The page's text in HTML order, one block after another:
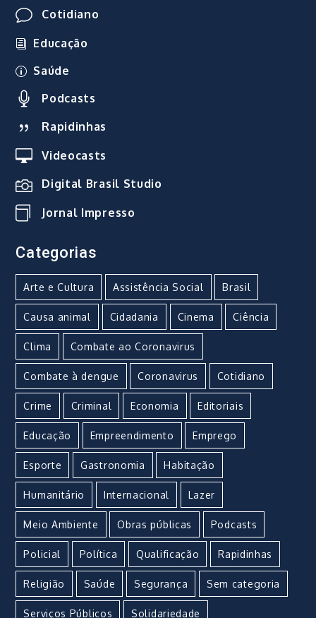
Cotidiano
Educação
Saúde
Podcasts
Rapidinhas
Videocasts
Digital Brasil Studio
Jornal Impresso
Categorias
Arte e Cultura Assistência Social Brasil
Causa animal Cidadania Cinema Ciência
Clima Combate ao Coronavirus
Combate à dengue Coronavirus Cotidiano
Crime Criminal Economia Editoriais
Educação Empreendimento Emprego
Esporte Gastronomia Habitação
Humanitário Internacional Lazer
Meio Ambiente Obras públicas Podcasts
Policial Política Qualificação Rapidinhas
Religião Saúde Segurança Sem categoria
Serviços Públicos Solidariedade